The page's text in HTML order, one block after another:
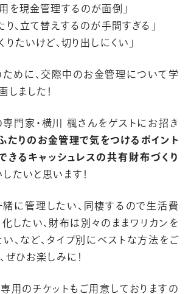
を現金管理するのが面倒」
り、立て替えするのが手間すぎる」
りたいけど、切り出しにくい」
ために、交際中のお金管理について学
しました！
門家・横川 楓さんをゲストにお招き
たりのお金管理で気をつけるポイント
きるキャッシュレスの共有財布づくり
たいと思います！
に管理したい、同棲するので生活費
したい、財布は別々のままワリカンを
、など、タイプ別にベストな方法をご
ぜひお楽しみに！
用のチケットもご用意しておりますの